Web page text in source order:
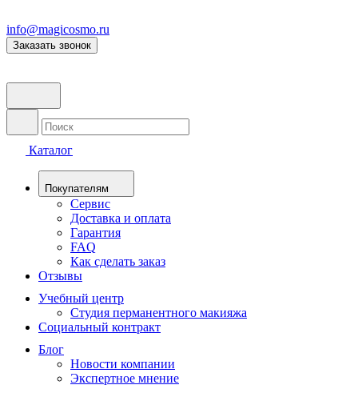
info@magicosmo.ru
Заказать звонок
Каталог
Покупателям
Сервис
Доставка и оплата
Гарантия
FAQ
Как сделать заказ
Отзывы
Учебный центр
Студия перманентного макияжа
Социальный контракт
Блог
Новости компании
Экспертное мнение